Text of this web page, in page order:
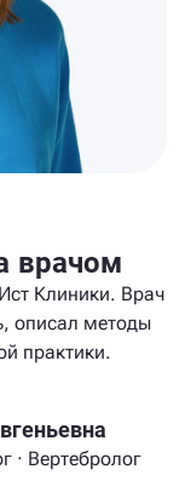
врачом
Клиники. Врач
описал методы
практики.
· Вертебролог